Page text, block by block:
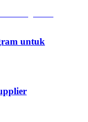
untuk